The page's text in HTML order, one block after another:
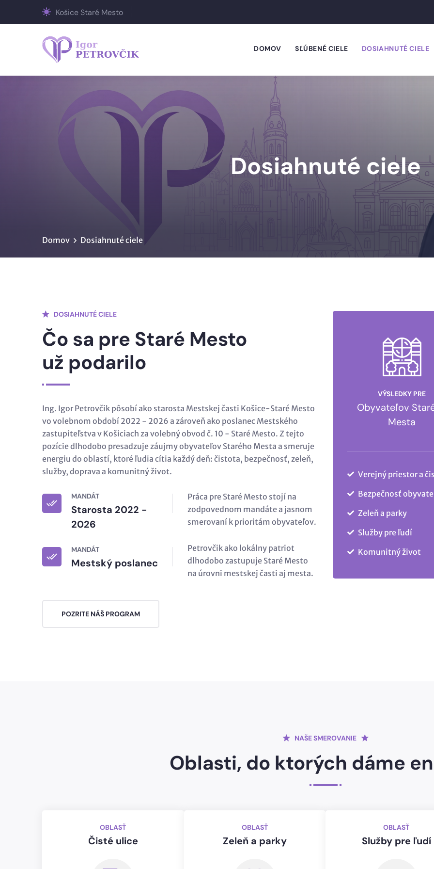
Košice Staré Mesto
DOMOV SĽÚBENÉ CIELE DOSIAHNUTÉ CIELE
Dosiahnuté ciele
Domov Dosiahnuté ciele
DOSIAHNUTÉ CIELE
Čo sa pre Staré Mesto
už podarilo
Ing. Igor Petrovčik pôsobí ako starosta Mestskej časti Košice-Staré Mesto
vo volebnom období 2022 - 2026 a zároveň ako poslanec Mestského
zastupiteľstva v Košiciach za volebný obvod č. 10 - Staré Mesto. Z tejto
pozície dlhodobo presadzuje záujmy obyvateľov Starého Mesta a smeruje
energiu do oblastí, ktoré ľudia cítia každý deň: čistota, bezpečnosť, zeleň,
služby, doprava a komunitný život.
MANDÁT
Starosta 2022 -
2026
MANDÁT
Mestský poslanec
Práca pre Staré Mesto stojí na
zodpovednom mandáte a jasnom
smerovaní k prioritám obyvateľov.
Petrovčik ako lokálny patriot
dlhodobo zastupuje Staré Mesto
na úrovni mestskej časti aj mesta.
POZRITE NÁŠ PROGRAM
VÝSLEDKY PRE
Obyvateľov
Mesta
Verejný priestor a
Bezpečnosť
Zeleň a parky
Služby pre ľudí
Komunitný život
NAŠE SMEROVANIE
Oblasti, do ktorých dáme
OBLASŤ
Čisté ulice
OBLASŤ
Zeleň a parky
OBLASŤ
Služby pre ľudí